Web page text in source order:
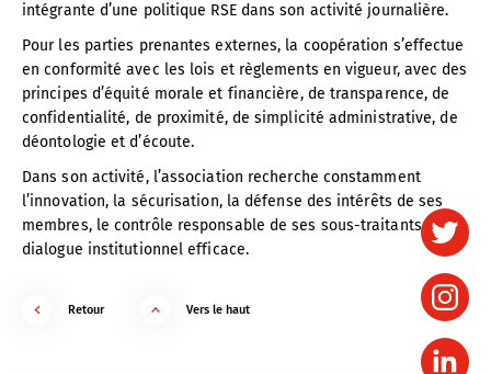
intégrante d’une politique RSE dans son activité journalière.
Pour les parties prenantes externes, la coopération s’effectue
en conformité avec les lois et règlements en vigueur, avec des
principes d’équité morale et financière, de transparence, de
confidentialité, de proximité, de simplicité administrative, de
déontologie et d’écoute.
Dans son activité, l’association recherche constamment
l’innovation, la sécurisation, la défense des intérêts de ses
membres, le contrôle responsable de ses sous-traitants et un
dialogue institutionnel efficace.
Retour Vers le haut